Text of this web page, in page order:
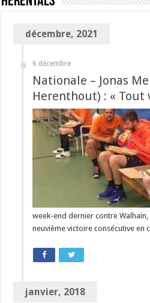
décembre, 2021
6 décembre
Nationale – Jonas
Herenthout) : « Tout
week-end dernier contre
neuvième victoire consécutive en
janvier, 2018